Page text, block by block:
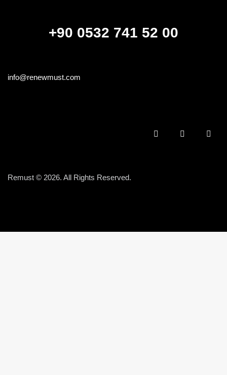
+90 0532 741 52 00
info@renewmust.com
Remust © 2026. All Rights Reserved.